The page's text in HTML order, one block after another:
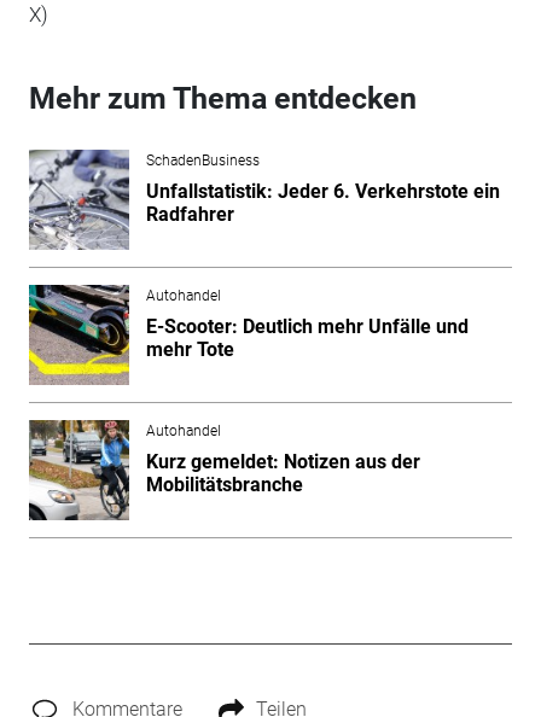
X)
Mehr zum Thema entdecken
SchadenBusiness
Unfallstatistik: Jeder 6. Verkehrstote ein
Radfahrer
Autohandel
E-Scooter: Deutlich mehr Unfälle und
mehr Tote
Autohandel
Kurz gemeldet: Notizen aus der
Mobilitätsbranche
Kommentare Teilen